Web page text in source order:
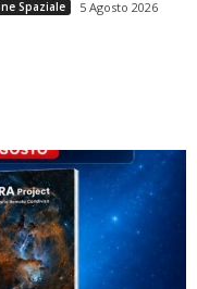
Spaziale 5 Agosto 2026